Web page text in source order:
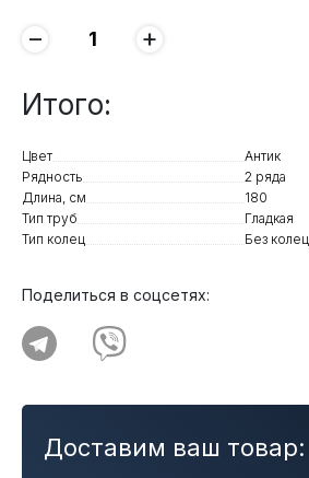
− +
Итого:
Цвет
Антик
Рядность
2 ряда
Длина, см
180
Тип труб
Гладкая
Тип колец
Без колец
Поделиться в соцсетях:
Доставим ваш товар: